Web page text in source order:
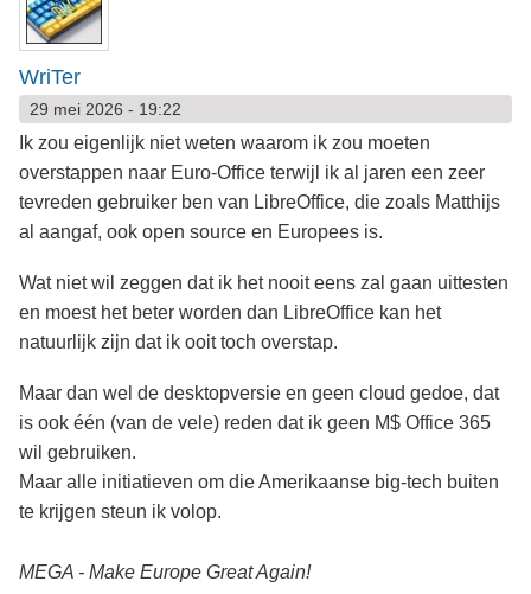
WriTer
29 mei 2026 - 19:22
Ik zou eigenlijk niet weten waarom ik zou moeten
overstappen naar Euro-Office terwijl ik al jaren een zeer
tevreden gebruiker ben van LibreOffice, die zoals Matthijs
al aangaf, ook open source en Europees is.
Wat niet wil zeggen dat ik het nooit eens zal gaan uittesten
en moest het beter worden dan LibreOffice kan het
natuurlijk zijn dat ik ooit toch overstap.
Maar dan wel de desktopversie en geen cloud gedoe, dat
is ook één (van de vele) reden dat ik geen M$ Office 365
wil gebruiken.
Maar alle initiatieven om die Amerikaanse big-tech buiten
te krijgen steun ik volop.
MEGA - Make Europe Great Again!